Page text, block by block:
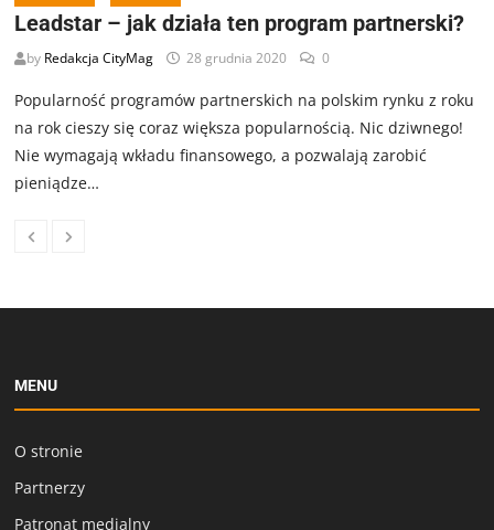
Leadstar – jak działa ten program partnerski?
by Redakcja CityMag 28 grudnia 2020 0
Popularność programów partnerskich na polskim rynku z roku
na rok cieszy się coraz większa popularnością. Nic dziwnego!
Nie wymagają wkładu finansowego, a pozwalają zarobić
pieniądze…
MENU
O stronie
Partnerzy
Patronat medialny